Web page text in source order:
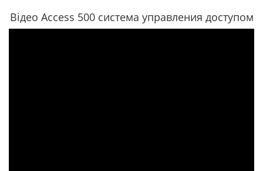
Відео Access 500 система управления доступом